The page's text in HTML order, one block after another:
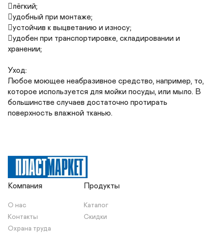
лёгкий;
удобный при монтаже;
устойчив к выцветанию и износу;
удобен при транспортировке, складировании и
хранении;
Уход:
Любое моющее неабразивное средство, например, то,
которое используется для мойки посуды, или мыло. В
большинстве случаев достаточно протирать
поверхность влажной тканью.
Компания
О нас
Контакты
Охрана труда
Продукты
Каталог
Скидки